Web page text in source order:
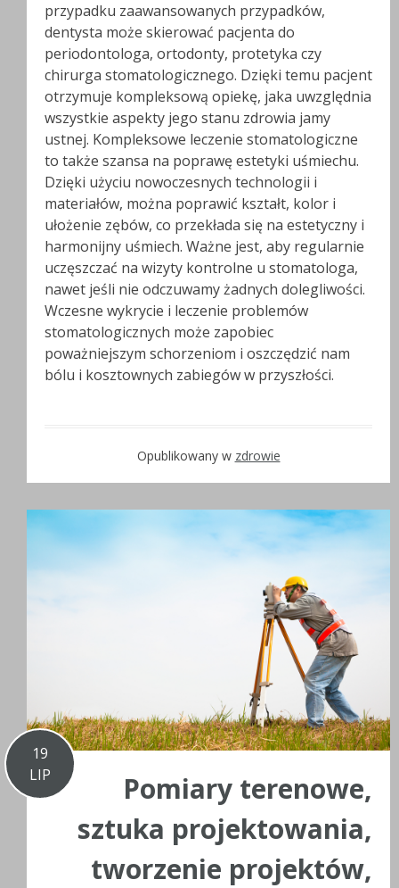
przypadku zaawansowanych przypadków,
dentysta może skierować pacjenta do
periodontologa, ortodonty, protetyka czy
chirurga stomatologicznego. Dzięki temu pacjent
otrzymuje kompleksową opiekę, jaka uwzględnia
wszystkie aspekty jego stanu zdrowia jamy
ustnej. Kompleksowe leczenie stomatologiczne
to także szansa na poprawę estetyki uśmiechu.
Dzięki użyciu nowoczesnych technologii i
materiałów, można poprawić kształt, kolor i
ułożenie zębów, co przekłada się na estetyczny i
harmonijny uśmiech. Ważne jest, aby regularnie
uczęszczać na wizyty kontrolne u stomatologa,
nawet jeśli nie odczuwamy żadnych dolegliwości.
Wczesne wykrycie i leczenie problemów
stomatologicznych może zapobiec
poważniejszym schorzeniom i oszczędzić nam
bólu i kosztownych zabiegów w przyszłości.
Opublikowany w zdrowie
19
LIP
Pomiary terenowe,
sztuka projektowania,
tworzenie projektów,